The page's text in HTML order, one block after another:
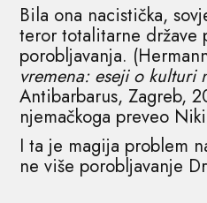
Bila ona nacistička,
teror totalitarne države
porobljavanja.
vremena: eseji o kulturi
Antibarbarus, Zagreb,
njemačkoga preveo
I ta je magija problem
ne više porobljavanje